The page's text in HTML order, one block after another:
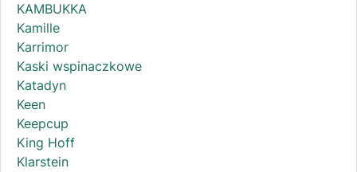
KAMBUKKA
Kamille
Karrimor
Kaski wspinaczkowe
Katadyn
Keen
Keepcup
King Hoff
Klarstein